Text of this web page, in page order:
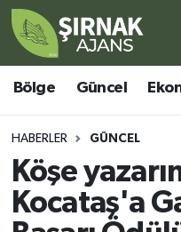
Bölge Güncel
HABERLER GÜNCEL
Köşe
Kocataş'a
Bölge
Güncel
Şırnak
Şırnak Nöbetçi
Şırnak Hava
Şırnak Trafik